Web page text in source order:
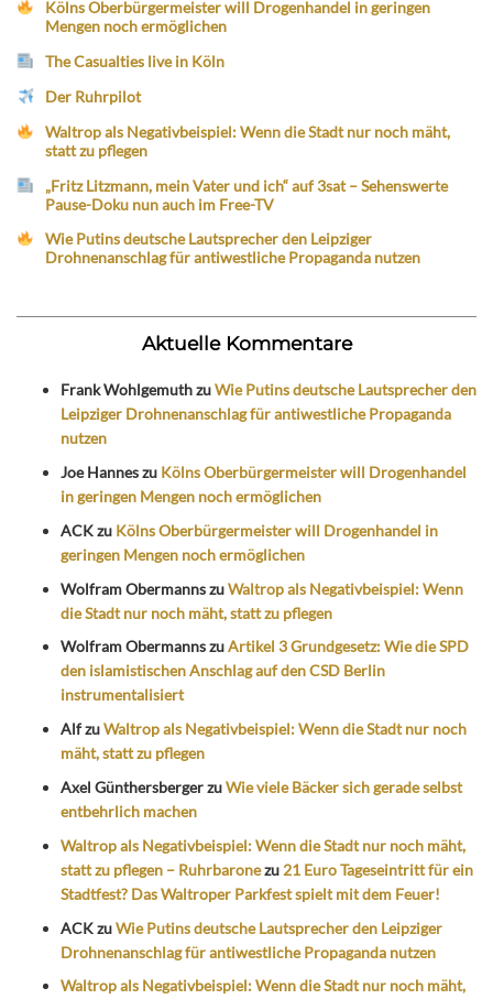
Kölns Oberbürgermeister will Drogenhandel in geringen
Mengen noch ermöglichen
The Casualties live in Köln
Der Ruhrpilot
Waltrop als Negativbeispiel: Wenn die Stadt nur noch mäht,
statt zu pflegen
„Fritz Litzmann, mein Vater und ich“ auf 3sat – Sehenswerte
Pause-Doku nun auch im Free-TV
Wie Putins deutsche Lautsprecher den Leipziger
Drohnenanschlag für antiwestliche Propaganda nutzen
Aktuelle Kommentare
Frank WohlgemuthzuWie Putins deutsche Lautsprecher den
Leipziger Drohnenanschlag für antiwestliche Propaganda
nutzen
Joe Hanneszu Kölns Oberbürgermeister will Drogenhandel
in geringen Mengen noch ermöglichen
ACKzu Kölns Oberbürgermeister will Drogenhandel in
geringen Mengen noch ermöglichen
Wolfram ObermannszuWaltrop als Negativbeispiel: Wenn
die Stadt nur noch mäht, statt zu pflegen
Wolfram ObermannszuArtikel 3 Grundgesetz: Wie die SPD
den islamistischen Anschlag auf den CSD Berlin
instrumentalisiert
AlfzuWaltrop als Negativbeispiel: Wenn die Stadt nur noch
mäht, statt zu pflegen
Axel GünthersbergerzuWie viele Bäcker sich gerade selbst
entbehrlich machen
Waltrop als Negativbeispiel: Wenn die Stadt nur noch mäht,
statt zu pflegen – Ruhrbaronezu 21 Euro Tageseintritt für ein
Stadtfest? Das Waltroper Parkfest spielt mit dem Feuer!
ACKzuWie Putins deutsche Lautsprecher den Leipziger
Drohnenanschlag für antiwestliche Propaganda nutzen
Waltrop als Negativbeispiel: Wenn die Stadt nur noch mäht,